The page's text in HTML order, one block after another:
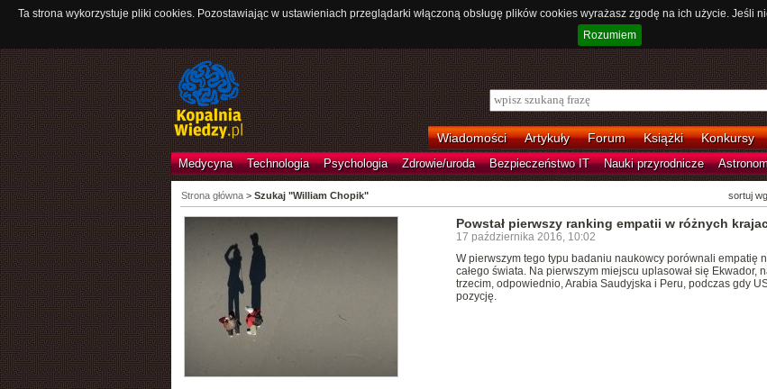
Ta strona wykorzystuje pliki cookies. Pozostawiając w ustawieniach przeglądarki włączoną obsługę plików cookies wyrażasz zgodę na ich użycie.
Rozumiem
Wiadomości Artykuły Forum Książki Konkursy
Medycyna Technologia Psychologia Zdrowie/uroda Bezpieczeństwo IT Nauki przyrodnicze
sortuj
Strona główna> Szukaj "William Chopik"
Powstał pierwszy ranking empatii w różnych
17 października 2016, 10:02
W pierwszym tego typu badaniu naukowcy porównali empatię
całego świata. Na pierwszym miejscu uplasował się Ekwador,
trzecim, odpowiednio, Arabia Saudyjska i Peru, podczas gdy
pozycję.